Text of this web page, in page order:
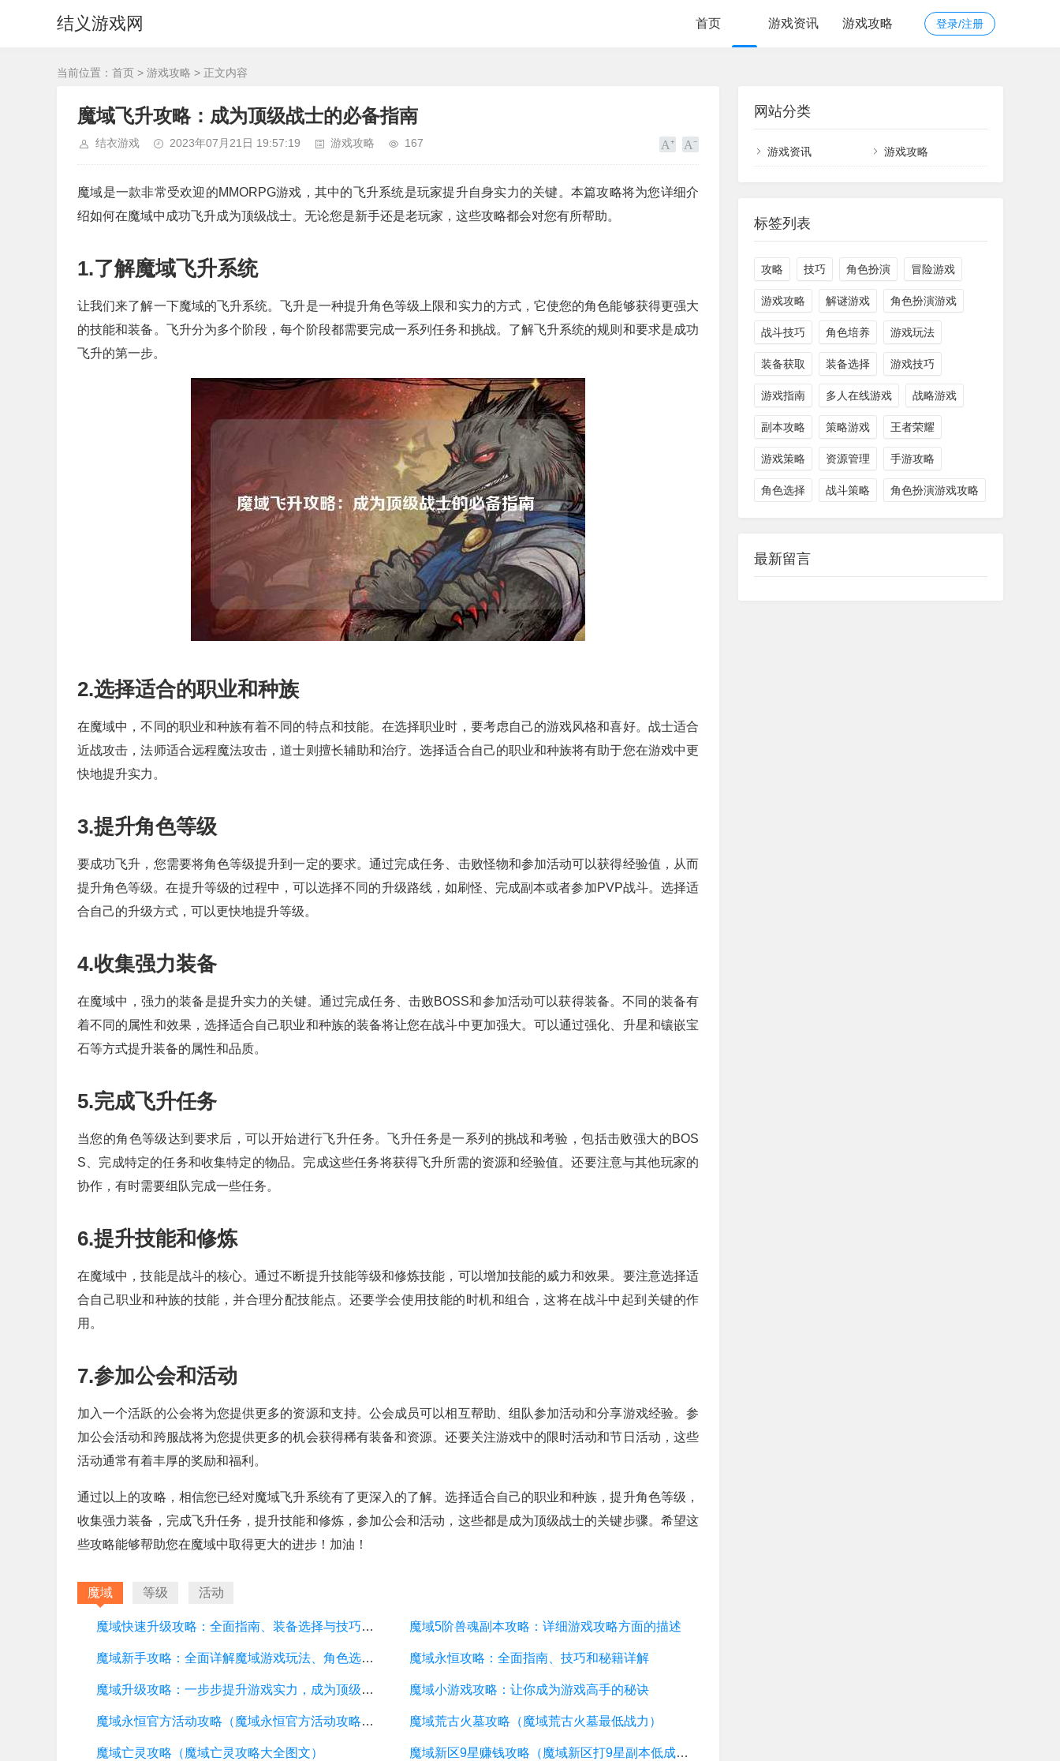
结义游戏网 登录/注册
首页 游戏资讯 游戏攻略
当前位置： 首页 > 游戏攻略 > 正文内容
魔域飞升攻略：成为顶级战士的必备指南
结衣游戏 2023年07月21日 19:57:19 游戏攻略 167
魔域是一款非常受欢迎的MMORPG游戏，其中的飞升系统是玩家提升自身实力的关键。本篇攻略将为您详细介
绍如何在魔域中成功飞升成为顶级战士。无论您是新手还是老玩家，这些攻略都会对您有所帮助。
1.了解魔域飞升系统
让我们来了解一下魔域的飞升系统。飞升是一种提升角色等级上限和实力的方式，它使您的角色能够获得更强大
的技能和装备。飞升分为多个阶段，每个阶段都需要完成一系列任务和挑战。了解飞升系统的规则和要求是成功
飞升的第一步。
2.选择适合的职业和种族
在魔域中，不同的职业和种族有着不同的特点和技能。在选择职业时，要考虑自己的游戏风格和喜好。战士适合
近战攻击，法师适合远程魔法攻击，道士则擅长辅助和治疗。选择适合自己的职业和种族将有助于您在游戏中更
快地提升实力。
3.提升角色等级
要成功飞升，您需要将角色等级提升到一定的要求。通过完成任务、击败怪物和参加活动可以获得经验值，从而
提升角色等级。在提升等级的过程中，可以选择不同的升级路线，如刷怪、完成副本或者参加PVP战斗。选择适
合自己的升级方式，可以更快地提升等级。
4.收集强力装备
在魔域中，强力的装备是提升实力的关键。通过完成任务、击败BOSS和参加活动可以获得装备。不同的装备有
着不同的属性和效果，选择适合自己职业和种族的装备将让您在战斗中更加强大。可以通过强化、升星和镶嵌宝
石等方式提升装备的属性和品质。
5.完成飞升任务
当您的角色等级达到要求后，可以开始进行飞升任务。飞升任务是一系列的挑战和考验，包括击败强大的BOS
S、完成特定的任务和收集特定的物品。完成这些任务将获得飞升所需的资源和经验值。还要注意与其他玩家的
协作，有时需要组队完成一些任务。
6.提升技能和修炼
在魔域中，技能是战斗的核心。通过不断提升技能等级和修炼技能，可以增加技能的威力和效果。要注意选择适
合自己职业和种族的技能，并合理分配技能点。还要学会使用技能的时机和组合，这将在战斗中起到关键的作
用。
7.参加公会和活动
加入一个活跃的公会将为您提供更多的资源和支持。公会成员可以相互帮助、组队参加活动和分享游戏经验。参
加公会活动和跨服战将为您提供更多的机会获得稀有装备和资源。还要关注游戏中的限时活动和节日活动，这些
活动通常有着丰厚的奖励和福利。
通过以上的攻略，相信您已经对魔域飞升系统有了更深入的了解。选择适合自己的职业和种族，提升角色等级，
收集强力装备，完成飞升任务，提升技能和修炼，参加公会和活动，这些都是成为顶级战士的关键步骤。希望这
些攻略能够帮助您在魔域中取得更大的进步！加油！
魔域 等级 活动
魔域快速升级攻略：全面指南、装备选择与技巧解析 魔域5阶兽魂副本攻略：详细游戏攻略方面的描述
魔域新手攻略：全面详解魔域游戏玩法、角色选择、装备强化和技能提升 魔域永恒攻略：全面指南、技巧和秘籍详解
魔域升级攻略：一步步提升游戏实力，成为顶级战士 魔域小游戏攻略：让你成为游戏高手的秘诀
魔域永恒官方活动攻略（魔域永恒官方活动攻略大全） 魔域荒古火墓攻略（魔域荒古火墓最低战力）
魔域亡灵攻略（魔域亡灵攻略大全图文） 魔域新区9星赚钱攻略（魔域新区打9星副本低成本）
网站分类
游戏资讯 游戏攻略
标签列表
攻略 技巧 角色扮演 冒险游戏
游戏攻略 解谜游戏 角色扮演游戏
战斗技巧 角色培养 游戏玩法
装备获取 装备选择 游戏技巧
游戏指南 多人在线游戏 战略游戏
副本攻略 策略游戏 王者荣耀
游戏策略 资源管理 手游攻略
角色选择 战斗策略 角色扮演游戏攻略
最新留言